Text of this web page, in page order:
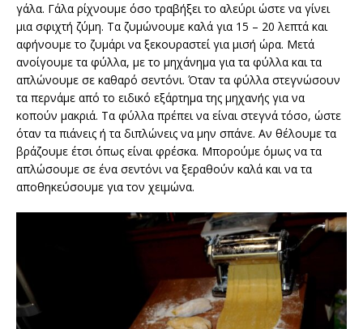
γάλα. Γάλα ρίχνουμε όσο τραβήξει το αλεύρι ώστε να γίνει
μια σφιχτή ζύμη. Τα ζυμώνουμε καλά για 15 – 20 λεπτά και
αφήνουμε το ζυμάρι να ξεκουραστεί για μισή ώρα. Μετά
ανοίγουμε τα φύλλα, με το μηχάνημα για τα φύλλα και τα
απλώνουμε σε καθαρό σεντόνι. Όταν τα φύλλα στεγνώσουν
τα περνάμε από το ειδικό εξάρτημα της μηχανής για να
κοπούν μακριά. Τα φύλλα πρέπει να είναι στεγνά τόσο, ώστε
όταν τα πιάνεις ή τα διπλώνεις να μην σπάνε. Αν θέλουμε τα
βράζουμε έτσι όπως είναι φρέσκα. Μπορούμε όμως να τα
απλώσουμε σε ένα σεντόνι να ξεραθούν καλά και να τα
αποθηκεύσουμε για τον χειμώνα.